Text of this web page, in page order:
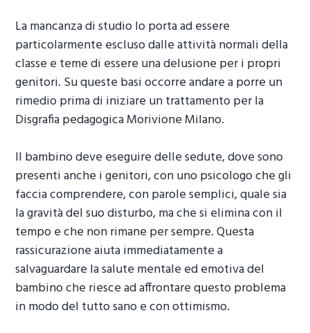
La mancanza di studio lo porta ad essere
particolarmente escluso dalle attività normali della
classe e teme di essere una delusione per i propri
genitori. Su queste basi occorre andare a porre un
rimedio prima di iniziare un trattamento per la
Disgrafia pedagogica Morivione Milano.
Il bambino deve eseguire delle sedute, dove sono
presenti anche i genitori, con uno psicologo che gli
faccia comprendere, con parole semplici, quale sia
la gravità del suo disturbo, ma che si elimina con il
tempo e che non rimane per sempre. Questa
rassicurazione aiuta immediatamente a
salvaguardare la salute mentale ed emotiva del
bambino che riesce ad affrontare questo problema
in modo del tutto sano e con ottimismo.